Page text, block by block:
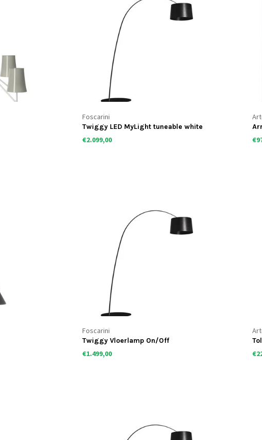
Foscarini
Twiggy LED MyLight tuneable white
vloerlamp
€2.099,00
Foscarini
Twiggy Vloerlamp On/Off
€1.499,00